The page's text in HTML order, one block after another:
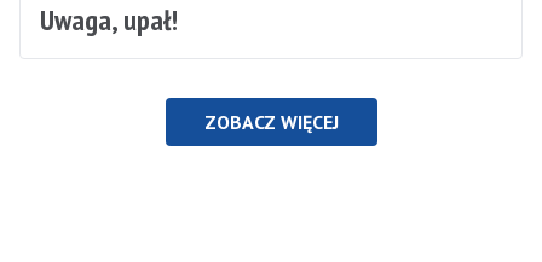
Uwaga, upał!
ZOBACZ WIĘCEJ